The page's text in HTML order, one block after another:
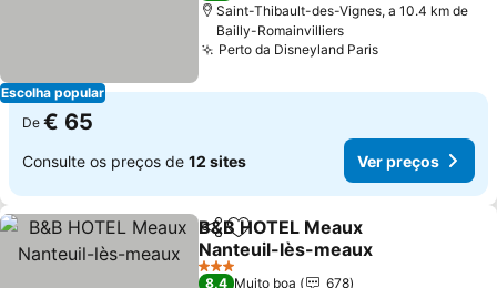
Escolha popular
Saint-Thibault-des-Vignes, a 10.4 km de
Bailly-Romainvilliers
Perto da Disneyland Paris
De € 65
Consulte os preços de 12 sites Ver preços
PartilharAdicionar aos favoritos
B&B HOTEL Meaux
Nanteuil-lès-meaux
3 Estrelas
8,4 Muito boa 678